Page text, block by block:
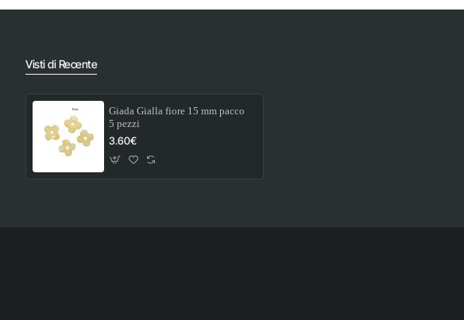
Visti di Recente
Giada Gialla fiore 15 mm pacco
5 pezzi
3.60€